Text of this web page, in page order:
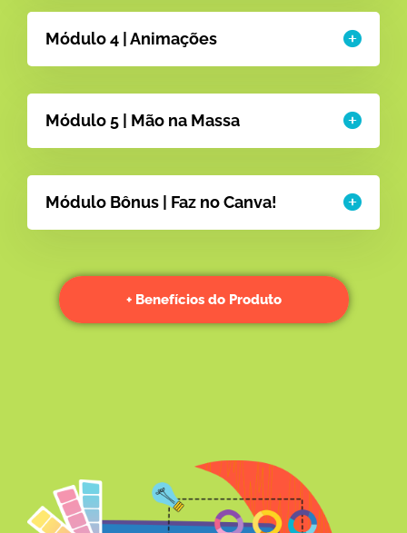
Módulo 4 | Animações
Módulo 5 | Mão na Massa
Módulo Bônus | Faz no Canva!
+ Benefícios do Produto